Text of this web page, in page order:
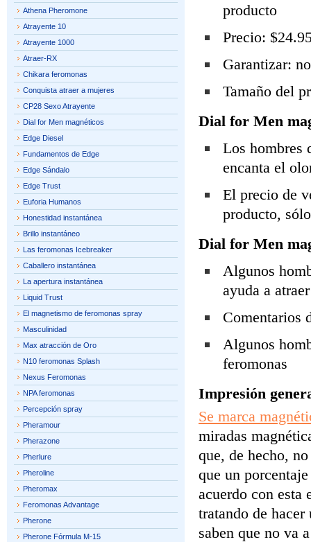
producto
Precio:
Garantizar:
Tamaño del
Dial for Men
Los hombres
encanta el
El precio de
producto,
Dial for Men
Algunos
ayuda a
Comentarios
Algunos
feromonas
Impresión
Se marca
miradas
que, de hecho,
que un
acuerdo con esta
tratando de
saben que no va
Athena Pheromone
Atrayente 10
Atrayente 1000
Atraer-RX
Chikara feromonas
Conquista atraer a mujeres
CP28 Sexo Atrayente
Dial for Men magnéticos
Edge Diesel
Fundamentos de Edge
Edge Sándalo
Edge Trust
Euforia Humanos
Honestidad instantánea
Brillo instantáneo
Las feromonas Icebreaker
Caballero instantánea
La apertura instantánea
Liquid Trust
El magnetismo de feromonas spray
Masculinidad
Max atracción de Oro
N10 feromonas Splash
Nexus Feromonas
NPA feromonas
Percepción spray
Pheramour
Pherazone
Pherlure
Pheroline
Pheromax
Feromonas Advantage
Pherone
Pherone Fórmula M-15